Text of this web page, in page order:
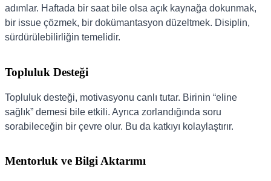
adımlar. Haftada bir saat bile olsa açık kaynağa dokunmak,
bir issue çözmek, bir dokümantasyon düzeltmek. Disiplin,
sürdürülebilirliğin temelidir.
Topluluk Desteği
Topluluk desteği, motivasyonu canlı tutar. Birinin “eline
sağlık” demesi bile etkili. Ayrıca zorlandığında soru
sorabileceğin bir çevre olur. Bu da katkıyı kolaylaştırır.
Mentorluk ve Bilgi Aktarımı